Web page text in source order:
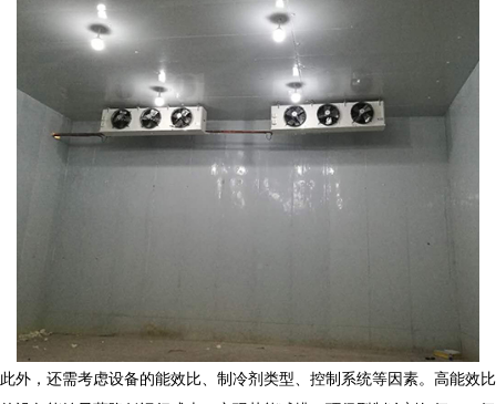
此外，还需考虑设备的能效比、制冷剂类型、控制系统等因素。高能效比